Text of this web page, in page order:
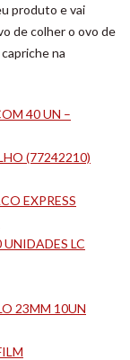
produto e vai
de colher o ovo de
na
40 UN –
(77242210)
EXPRESS
LC
23MM 10UN